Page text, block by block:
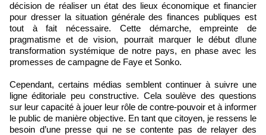
décision de réaliser un état des lieux économique et financier
pour dresser la situation générale des finances publiques est
tout à fait nécessaire. Cette démarche, empreinte de
pragmatisme et de vision, pourrait marquer le début d!une
transformation systémique de notre pays, en phase avec les
promesses de campagne de Faye et Sonko.
Cependant, certains médias semblent continuer à suivre une
ligne éditoriale peu constructive. Cela soulève des questions
sur leur capacité à jouer leur rôle de contre-pouvoir et à informer
le public de manière objective. En tant que citoyen, je ressens le
besoin d’une presse qui ne se contente pas de relayer des